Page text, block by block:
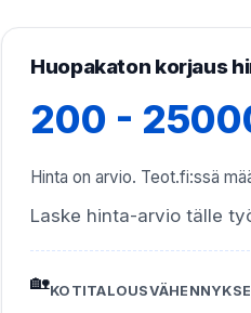
Huopakaton korjaus
200 -
Hinta on arvio. Teot.fi:ssä
Laske hinta-arvio tälle
🏡